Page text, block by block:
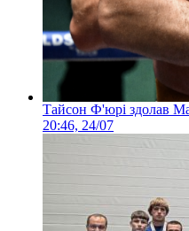
Тайсон Ф'юрі здолав
20:46, 24/07